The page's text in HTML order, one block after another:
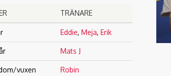
TRÄNARE
Eddie, Meja, Erik
Mats J
vuxen Robin